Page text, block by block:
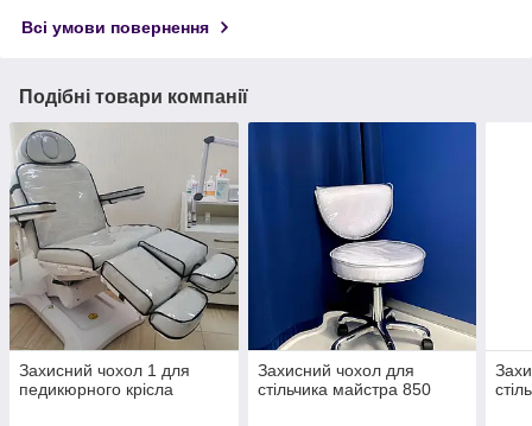
Всі умови повернення
Подібні товари компанії
Захисний чохол 1 для
педикюрного крісла
Захисний чохол для
стільчика майстра 850